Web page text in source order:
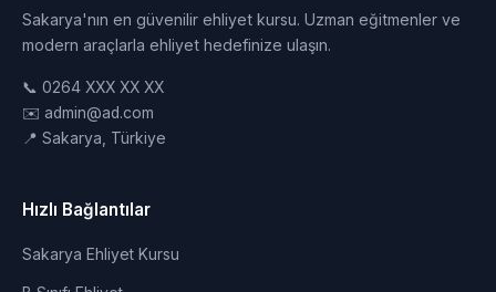
Sakarya'nın en güvenilir ehliyet kursu. Uzman eğitmenler ve
modern araçlarla ehliyet hedefinize ulaşın.
📞 0264 XXX XX XX
✉️ admin@ad.com
📍 Sakarya, Türkiye
Hızlı Bağlantılar
Sakarya Ehliyet Kursu